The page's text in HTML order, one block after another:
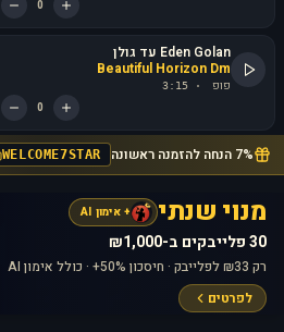
0
Eden Golan עד גולן
Beautiful Horizon Dm
פופ ·
3:15
0
7% הנחה להזמנה ראשונה WELCOME7STAR
מנוי שנתי + אימון AI
30 פלייבקים ב-₪1,000
רק ₪33 לפלייבק · חיסכון 50%+ · כולל אימון AI
לפרטים